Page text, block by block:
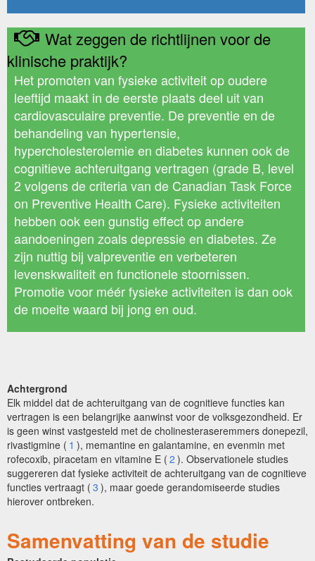
Wat zeggen de richtlijnen voor de
klinische praktijk?
Het promoten van fysieke activiteit op oudere
leeftijd maakt in de eerste plaats deel uit van
cardiovasculaire preventie. De preventie en de
behandeling van hypertensie,
hypercholesterolemie en diabetes kunnen ook de
cognitieve achteruitgang vertragen (grade B, level
2 volgens de criteria van de Canadian Task Force
on Preventive Health Care). Fysieke activiteiten
hebben ook een gunstig effect op andere
aandoeningen zoals depressie en diabetes. Ze
zijn nuttig bij valpreventie en verbeteren
levenskwaliteit en functionele stoornissen.
Promotie voor méér fysieke activiteiten is dan ook
de moeite waard bij jong en oud.
Achtergrond
Elk middel dat de achteruitgang van de cognitieve functies kan
vertragen is een belangrijke aanwinst voor de volksgezondheid. Er
is geen winst vastgesteld met de cholinesteraseremmers donepezil,
rivastigmine ( 1 ), memantine en galantamine, en evenmin met
rofecoxib, piracetam en vitamine E ( 2 ). Observationele studies
suggereren dat fysieke activiteit de achteruitgang van de cognitieve
functies vertraagt ( 3 ), maar goede gerandomiseerde studies
hierover ontbreken.
Samenvatting van de studie